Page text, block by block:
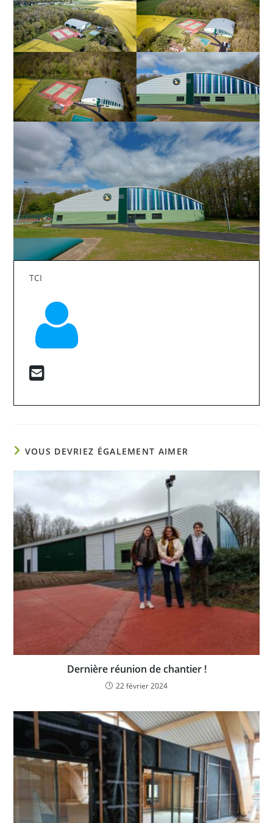
TCI
VOUS DEVRIEZ ÉGALEMENT AIMER
Dernière réunion de chantier !
22 février 2024